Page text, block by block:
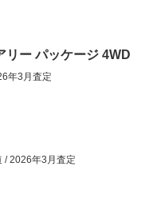
リー パッケージ 4WD
年3月査定
/2026年3月査定